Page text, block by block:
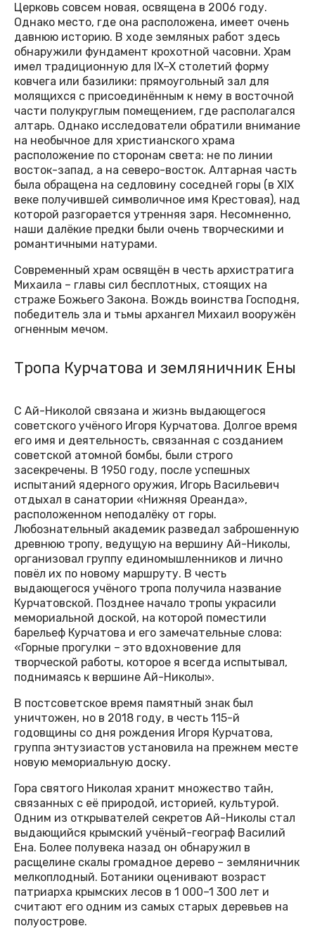
Церковь совсем новая, освящена в 2006 году.
Однако место, где она расположена, имеет очень
давнюю историю. В ходе земляных работ здесь
обнаружили фундамент крохотной часовни. Храм
имел традиционную для IX–X столетий форму
ковчега или базилики: прямоугольный зал для
молящихся с присоединённым к нему в восточной
части полукруглым помещением, где располагался
алтарь. Однако исследователи обратили внимание
на необычное для христианского храма
расположение по сторонам света: не по линии
восток-запад, а на северо-восток. Алтарная часть
была обращена на седловину соседней горы (в XIX
веке получившей символичное имя Крестовая), над
которой разгорается утренняя заря. Несомненно,
наши далёкие предки были очень творческими и
романтичными натурами.
Современный храм освящён в честь архистратига
Михаила – главы сил бесплотных, стоящих на
страже Божьего Закона. Вождь воинства Господня,
победитель зла и тьмы архангел Михаил вооружён
огненным мечом.
Тропа Курчатова и земляничник Ены
С Ай-Николой связана и жизнь выдающегося
советского учёного Игоря Курчатова. Долгое время
его имя и деятельность, связанная с созданием
советской атомной бомбы, были строго
засекречены. В 1950 году, после успешных
испытаний ядерного оружия, Игорь Васильевич
отдыхал в санатории «Нижняя Ореанда»,
расположенном неподалёку от горы.
Любознательный академик разведал заброшенную
древнюю тропу, ведущую на вершину Ай-Николы,
организовал группу единомышленников и лично
повёл их по новому маршруту. В честь
выдающегося учёного тропа получила название
Курчатовской. Позднее начало тропы украсили
мемориальной доской, на которой поместили
барельеф Курчатова и его замечательные слова:
«Горные прогулки – это вдохновение для
творческой работы, которое я всегда испытывал,
поднимаясь к вершине Ай-Николы».
В постсоветское время памятный знак был
уничтожен, но в 2018 году, в честь 115-й
годовщины со дня рождения Игоря Курчатова,
группа энтузиастов установила на прежнем месте
новую мемориальную доску.
Гора святого Николая хранит множество тайн,
связанных с её природой, историей, культурой.
Одним из открывателей секретов Ай-Николы стал
выдающийся крымский учёный-географ Василий
Ена. Более полувека назад он обнаружил в
расщелине скалы громадное дерево – земляничник
мелкоплодный. Ботаники оценивают возраст
патриарха крымских лесов в 1 000–1 300 лет и
считают его одним из самых старых деревьев на
полуострове.